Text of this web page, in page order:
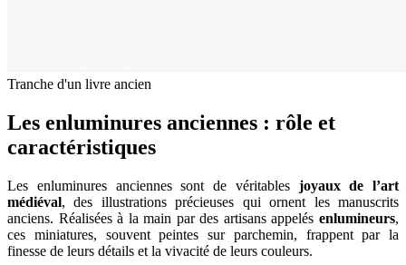
Tranche d'un livre ancien
Les enluminures anciennes : rôle et
caractéristiques
Les enluminures anciennes sont de véritables joyaux de l’art
médiéval, des illustrations précieuses qui ornent les manuscrits
anciens. Réalisées à la main par des artisans appelés enlumineurs,
ces miniatures, souvent peintes sur parchemin, frappent par la
finesse de leurs détails et la vivacité de leurs couleurs.